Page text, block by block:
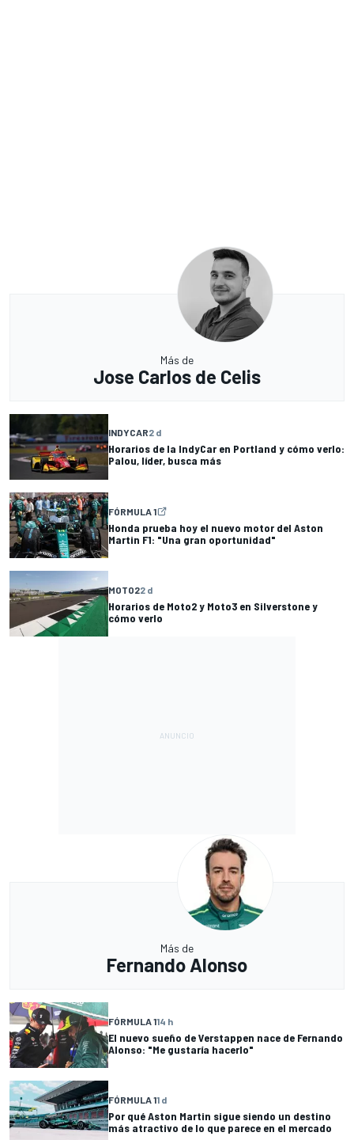
Más de
Jose Carlos de Celis
INDYCAR2 d
Horarios de la IndyCar en Portland y cómo verlo:
Palou, líder, busca más
FÓRMULA 1
Honda prueba hoy el nuevo motor del Aston
Martin F1: "Una gran oportunidad"
MOTO22 d
Horarios de Moto2 y Moto3 en Silverstone y
cómo verlo
Más de
Fernando Alonso
FÓRMULA 114 h
El nuevo sueño de Verstappen nace de Fernando
Alonso: "Me gustaría hacerlo"
FÓRMULA 11 d
Por qué Aston Martin sigue siendo un destino
más atractivo de lo que parece en el mercado